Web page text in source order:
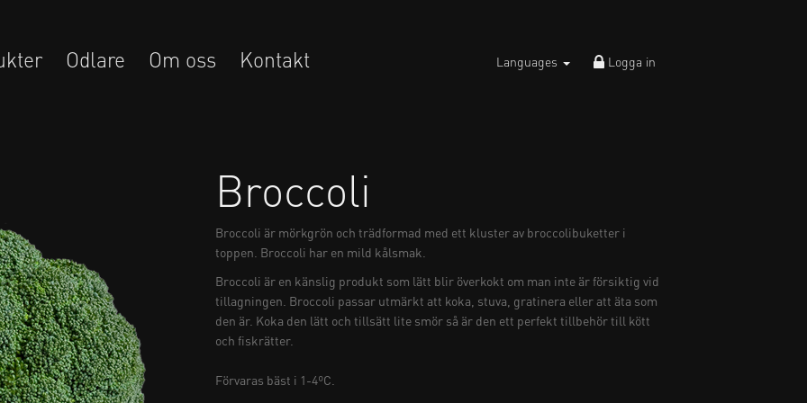
Languages Logga in
Odlare Om oss Kontakt
Broccoli
Broccoli är mörkgrön och trädformad med ett kluster av broccolibuketter i
toppen. Broccoli har en mild kålsmak.
Broccoli är en känslig produkt som lätt blir överkokt om man inte är försiktig vid
tillagningen. Broccoli passar utmärkt att koka, stuva, gratinera eller att äta som
den är. Koka den lätt och tillsätt lite smör så är den ett perfekt tillbehör till kött
och fiskrätter.
Förvaras bäst i 1-4ºC.